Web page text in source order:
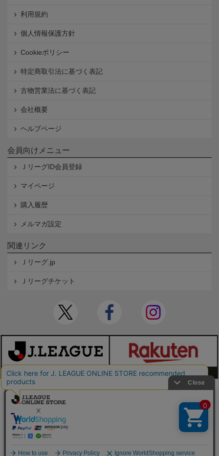
利用規約
個人情報保護方針
Cookieポリシー
特定商取引法に基づく表記
古物営業法に基づく表記
会社概要
ヘルプページ
会員向けメニュー
ＪリーグID会員登録
マイページ
購入履歴
メルマガ設定
関連リンク
Ｊリーグ.jp
Ｊリーグチケット
本サイトで使用している文章・画像等の無断での複製・転載を禁止します。
© JAPAN PROFESSIONAL FOOTBALL LEAGUE Rakuten Group, Inc. ALL RIGHTS RE